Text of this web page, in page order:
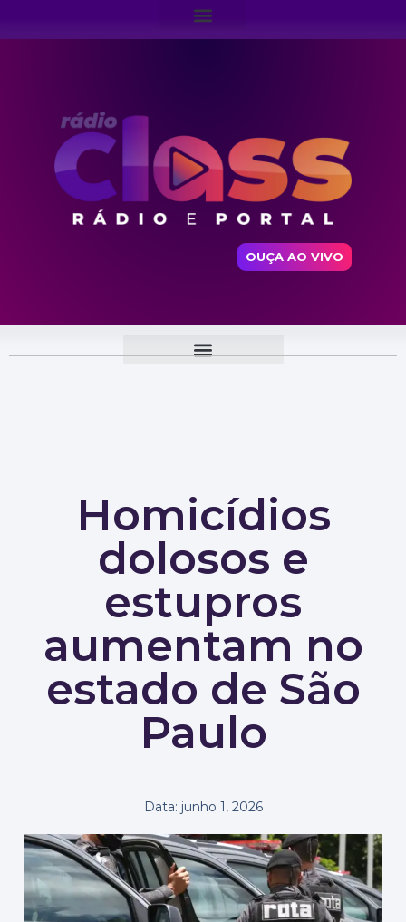
OUÇA AO VIVO
Homicídios
dolosos e
estupros
aumentam no
estado de São
Paulo
Data: junho 1, 2026